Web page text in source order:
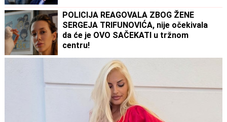
osumnjičeni pljačkali
POLICIJA REAGOVALA ZBOG ŽENE
SERGEJA TRIFUNOVIĆA, nije očekivala
da će je OVO SAČEKATI u tržnom
centru!